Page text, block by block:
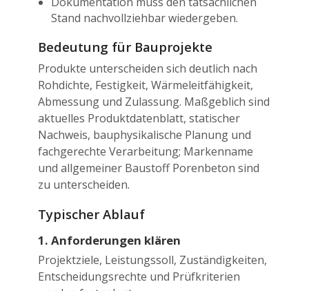
Stand nachvollziehbar wiedergeben.
Bedeutung für Bauprojekte
Produkte unterscheiden sich deutlich nach
Rohdichte, Festigkeit, Wärmeleitfähigkeit,
Abmessung und Zulassung. Maßgeblich sind
aktuelles Produktdatenblatt, statischer
Nachweis, bauphysikalische Planung und
fachgerechte Verarbeitung; Markenname
und allgemeiner Baustoff Porenbeton sind
zu unterscheiden.
Typischer Ablauf
1. Anforderungen klären
Projektziele, Leistungssoll, Zuständigkeiten,
Entscheidungsrechte und Prüfkriterien